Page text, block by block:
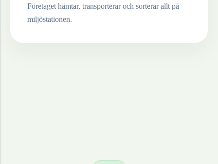
Företaget hämtar, transporterar och sorterar allt på
miljöstationen.